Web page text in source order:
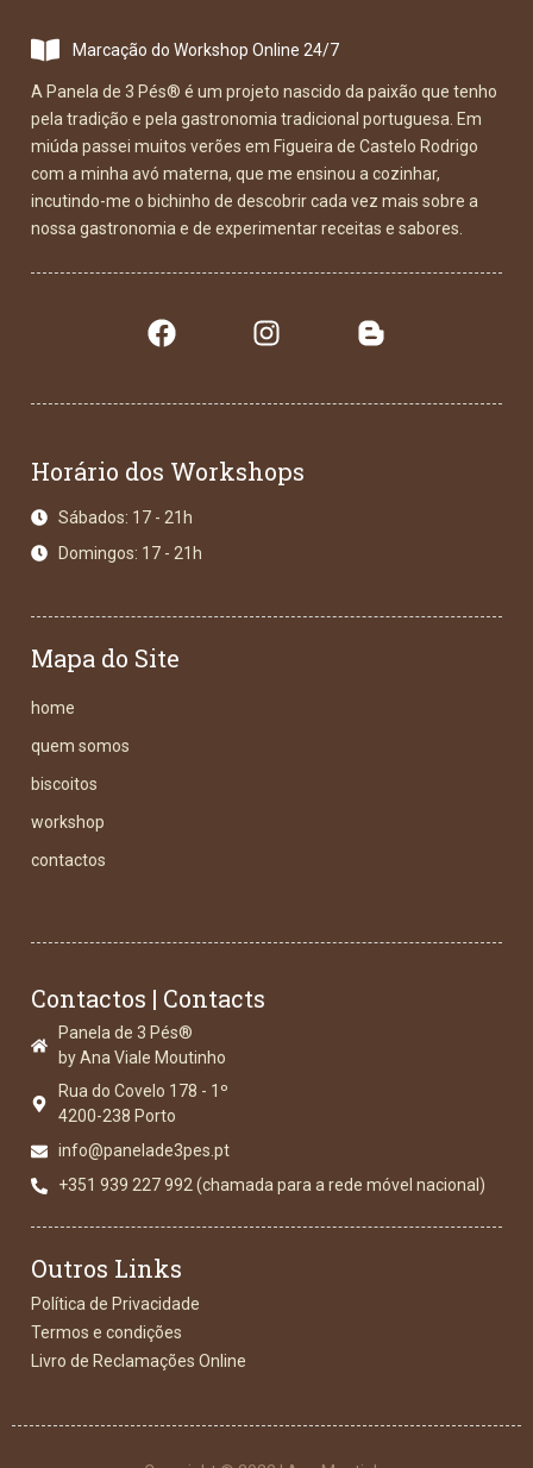
Marcação do Workshop Online 24/7
A Panela de 3 Pés® é um projeto nascido da paixão que tenho
pela tradição e pela gastronomia tradicional portuguesa. Em
miúda passei muitos verões em Figueira de Castelo Rodrigo
com a minha avó materna, que me ensinou a cozinhar,
incutindo-me o bichinho de descobrir cada vez mais sobre a
nossa gastronomia e de experimentar receitas e sabores.
Horário dos Workshops
Sábados: 17 - 21h
Domingos: 17 - 21h
Mapa do Site
home
quem somos
biscoitos
workshop
contactos
Contactos | Contacts
Panela de 3 Pés®
by Ana Viale Moutinho
Rua do Covelo 178 - 1º
4200-238 Porto
info@panelade3pes.pt
+351 939 227 992 (chamada para a rede móvel nacional)
Outros Links
Política de Privacidade
Termos e condições
Livro de Reclamações Online